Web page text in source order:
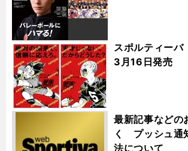
スポルティー
3月16日発売
最新記事などの
く プッシュ通
法について